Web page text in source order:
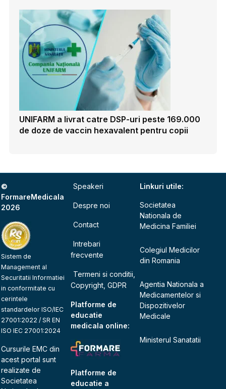
UNIFARM a livrat catre DSP-uri peste 169.000
de doze de vaccin hexavalent pentru copii
©
FormareMedicala
2026
Sistem de
Management al
Securitatii Informatiei
in conformitate cu
cerintele
standardelor ISO/IEC
27001:2022 / SR EN
ISO IEC 27001:2024
Cursurile EMC din
acest portal sunt
realizate de
Societatea
Speakeri
Despre noi
Contact
Intrebari
frecvente
Termeni si conditii,
Copyright, GDPR
Platforme de
educatie
medicala online:
Platforme de
educatie a
Linkuri utile:
Societatea
Nationala de
Medicina Familiei
Colegiul Medicilor
din Romania
Agentia Nationala a
Medicamentelor si
Dispozitivelor
Medicale
Ministerul Sanatatii